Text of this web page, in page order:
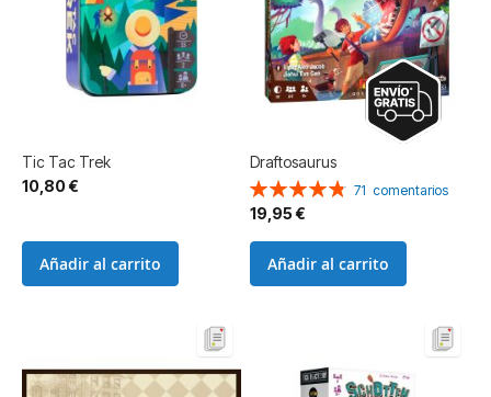
Tic Tac Trek
10,80 €
Añadir al carrito
Draftosaurus
Valoración:
97%
71 comentarios
19,95 €
Añadir al carrito